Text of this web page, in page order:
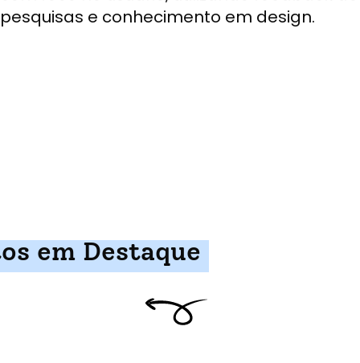
pesquisas e conhecimento em design.
em Destaque